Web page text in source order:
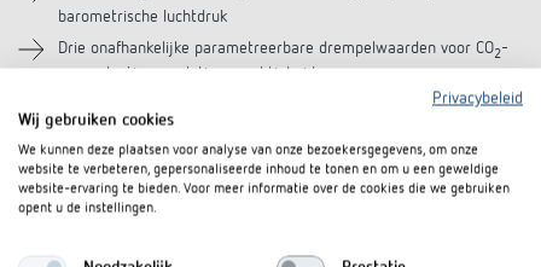
barometrische luchtdruk
Drie onafhankelijke parametreerbare drempelwaarden voor CO2-
concentratie en relatieve vochtigheid
Meer informatie
Product vergelijken
Privacybeleid
Wij gebruiken cookies
We kunnen deze plaatsen voor analyse van onze bezoekersgegevens, om onze
website te verbeteren, gepersonaliseerde inhoud te tonen en om u een geweldige
website-ervaring te bieden. Voor meer informatie over de cookies die we gebruiken
opent u de instellingen.